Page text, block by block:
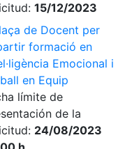
15/12/2023
de Docent per
formació en
Emocional i
en Equip
límite de
de la
24/08/2023